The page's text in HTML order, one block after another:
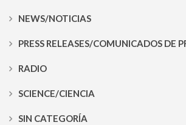
NEWS/NOTICIAS
PRESS RELEASES/COMUNICADOS DE
RADIO
SCIENCE/CIENCIA
SIN CATEGORÍA